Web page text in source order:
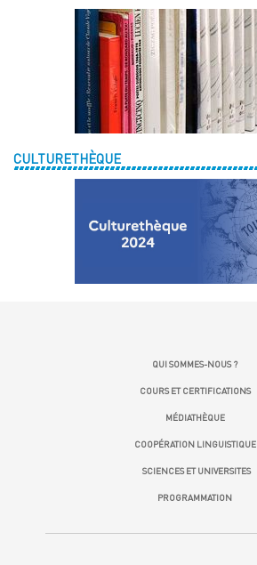
CULTURETHÈQUE
QUI SOMMES-NOUS ?
COURS ET CERTIFICATIONS
MÉDIATHÈQUE
COOPÉRATION LINGUISTIQUE
SCIENCES ET UNIVERSITES
PROGRAMMATION